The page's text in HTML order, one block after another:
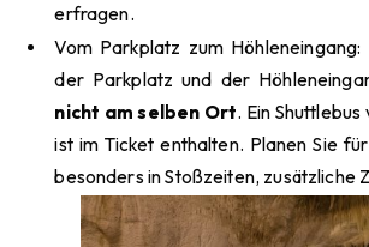
erfragen.
Vom Parkplatz zum Höhleneingang:
der Parkplatz und der
nicht am selben Ort. Ein
ist im Ticket enthalten. Planen Sie
besonders in Stoßzeiten, zusätzliche